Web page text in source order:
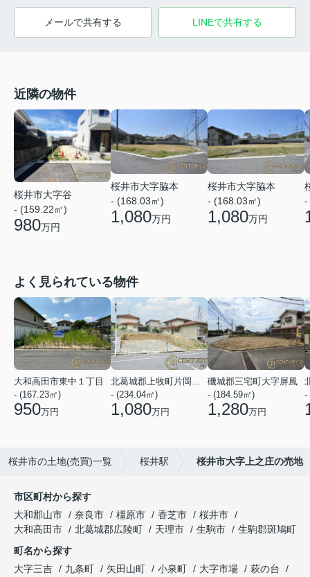
メールで共有する LINEで共有する
近隣の物件
桜井市大字谷
- (159.22㎡)
980万円
桜井市大字脇本
- (168.03㎡)
1,080万円
桜井市大字脇本
- (168.03㎡)
1,080万円
-
よく見られている物件
大和高田市東中１丁目
- (167.23㎡)
950万円
北葛城郡上牧町片岡台１丁目
- (234.04㎡)
1,080万円
磯城郡三宅町大字屏風
- (184.59㎡)
1,280万円
-
桜井市の土地(売買)一覧 桜井駅 桜井市大字上之庄の売地
市区町村から探す
大和郡山市
奈良市 橿原市 香芝市
桜井市
大和高田市
北葛城郡広陵町 天理市 生駒市
生駒郡斑鳩町
町名から探す
大字三吉
九条町 矢田山町 小泉町 大字市場
萩の台